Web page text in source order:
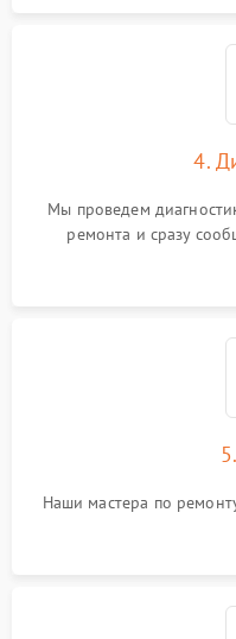
4.
Мы проведем
ремонта и сразу
Наши мастера по